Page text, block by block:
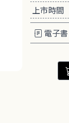
上市時間
電子書